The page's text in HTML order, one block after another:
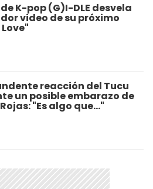
K-pop (G)I-DLE desvela
video de su próximo
reacción del Tucu
un posible embarazo de
"Es algo que..."